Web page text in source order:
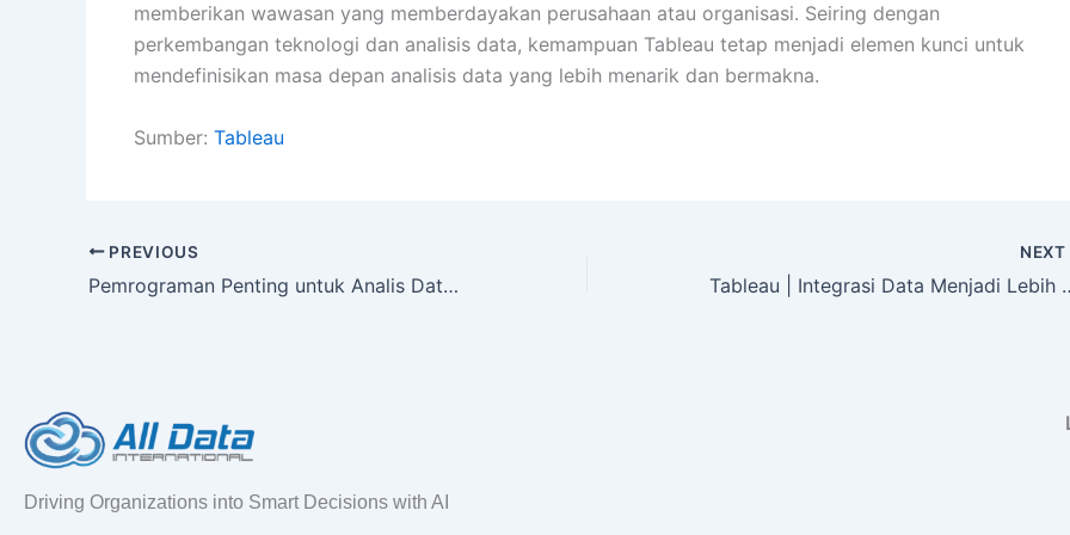
memberikan wawasan yang memberdayakan perusahaan atau organisasi. Seiring dengan
perkembangan teknologi dan analisis data, kemampuan Tableau tetap menjadi elemen kunci untuk
mendefinisikan masa depan analisis data yang lebih menarik dan bermakna.
Sumber: Tableau
PREVIOUS
Pemrograman Penting untuk Analis Data: SQL, GCP, dan Tableau
NEXT
Tableau |
Driving Organizations into Smart Decisions with AI